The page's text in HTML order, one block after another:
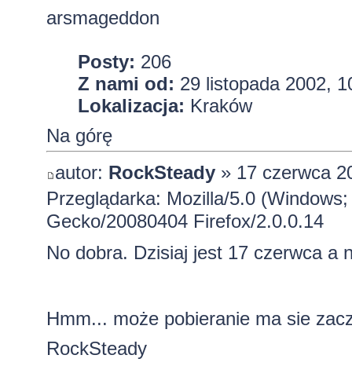
arsmageddon
Posty: 206
Z nami od: 29 listopada 2002,
Lokalizacja: Kraków
Na górę
autor: RockSteady» 17 czerwca
Przeglądarka: Mozilla/5.0
Gecko/20080404 Firefox/2.0.0.14
No dobra. Dzisiaj jest 17 czerwca a
Hmm... może pobieranie ma sie
RockSteady